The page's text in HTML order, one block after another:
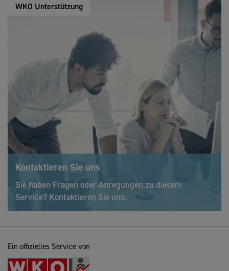
WKO Unterstützung
Kontaktieren Sie uns
Sie haben Fragen oder Anregungen zu diesem
Service? Kontaktieren Sie uns.
Ein offizielles Service von